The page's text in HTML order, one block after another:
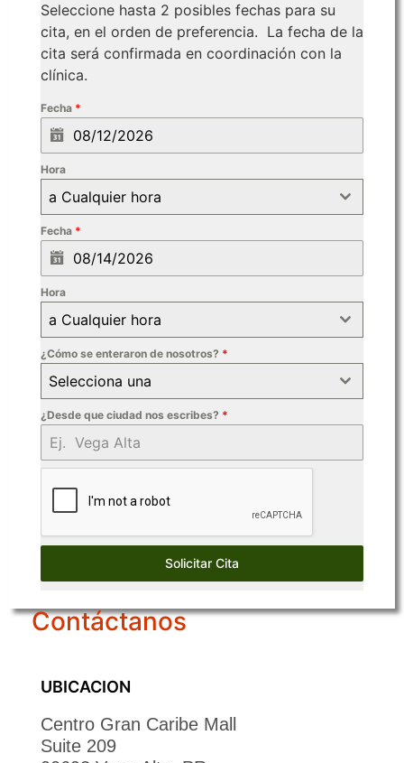
Seleccione hasta 2 posibles fechas para su
cita, en el orden de preferencia. La fecha de la
cita será confirmada en coordinación con la
clínica.
Fecha *
Hora
a Cualquier hora
Fecha *
Hora
a Cualquier hora
¿Cómo se enteraron de nosotros? *
Selecciona una
¿Desde que ciudad nos escribes? *
Solicitar Cita
Contáctanos
UBICACION
Centro Gran Caribe Mall
Suite 209